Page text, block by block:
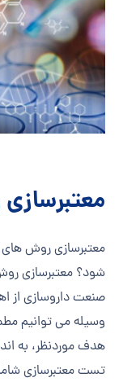
معتبرسازی روش
شود؟ معتبرسازی
صنعت داروسازی از
وسیله می توانیم
هدف موردنظر، به
تست معتبرسازی